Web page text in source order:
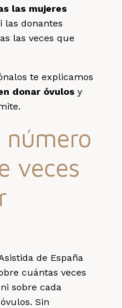
las mujeres
las donantes
las veces que
te explicamos
donar óvulos y
número
veces
de España
cuántas veces
sobre cada
Sin